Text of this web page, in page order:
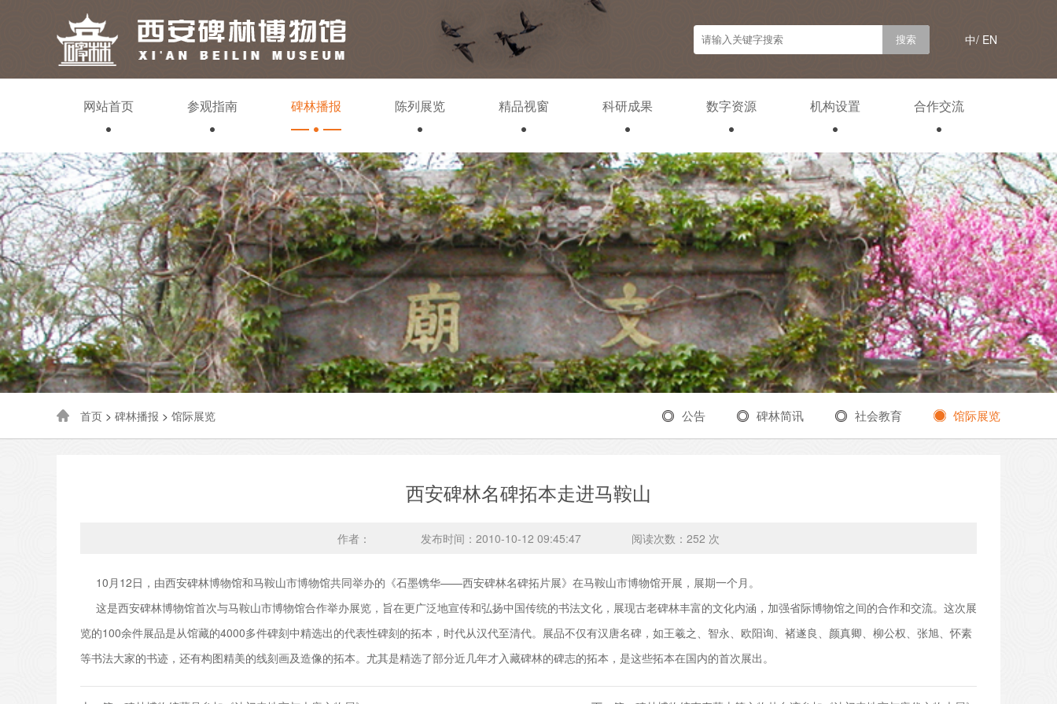
中/ EN
网站首页 参观指南 碑林播报 陈列展览 精品视窗 科研成果 数字资源 机构设置 合作交流
首页 > 碑林播报 > 馆际展览 公告 碑林简讯 社会教育 馆际展览
西安碑林名碑拓本走进马鞍山
作者： 发布时间：2010-10-12 09:45:47 阅读次数： 252 次
10月12日，由西安碑林博物馆和马鞍山市博物馆共同举办的《石墨镌华——西安碑林名碑拓片展》在马鞍山市博物馆开展，展期一个月。
这是西安碑林博物馆首次与马鞍山市博物馆合作举办展览，旨在更广泛地宣传和弘扬中国传统的书法文化，展现古老碑林丰富的文化内涵，加强省际博物馆之间的合作和交流。这次展
览的100余件展品是从馆藏的4000多件碑刻中精选出的代表性碑刻的拓本，时代从汉代至清代。展品不仅有汉唐名碑，如王羲之、智永、欧阳询、褚遂良、颜真卿、柳公权、张旭、怀素
等书法大家的书迹，还有构图精美的线刻画及造像的拓本。尤其是精选了部分近几年才入藏碑林的碑志的拓本，是这些拓本在国内的首次展出。